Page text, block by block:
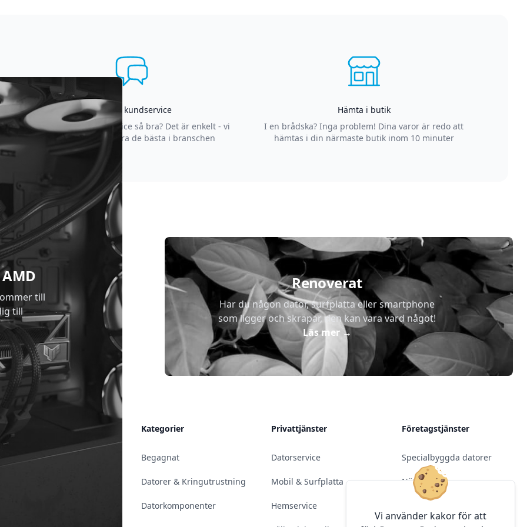
Asgrym kundservice
Varför är vår kundservice så bra? Det är enkelt - vi
strävar efter att vara de bästa i branschen
Hämta i butik
I en brådska? Inga problem! Dina varor är redo att
hämtas i din närmaste butik inom 10 minuter
Vi använder kakor för att
till
till
Renoverat
Har du någon dator, surfplatta eller smartphone
som ligger och skräpar, den kan vara värd något!
Läs mer→
Kontakt & Öppettider
Kategorier
Begagnat
Datorer & Kringutrustning
Datorkomponenter
Privattjänster
Datorservice
Mobil & Surfplatta
Hemservice
Företagstjänster
Specialbyggda datorer
Nätverk
Programvara